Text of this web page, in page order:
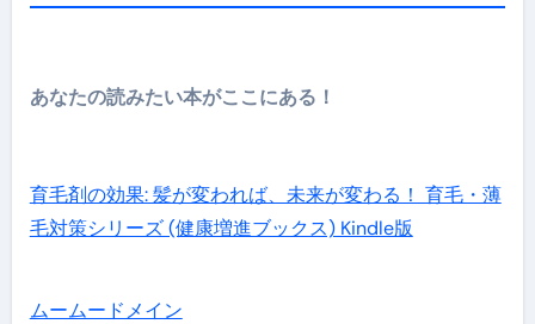
あなたの読みたい本がここにある！
育毛剤の効果: 髪が変われば、未来が変わる！ 育毛・薄
毛対策シリーズ (健康増進ブックス) Kindle版
ムームードメイン